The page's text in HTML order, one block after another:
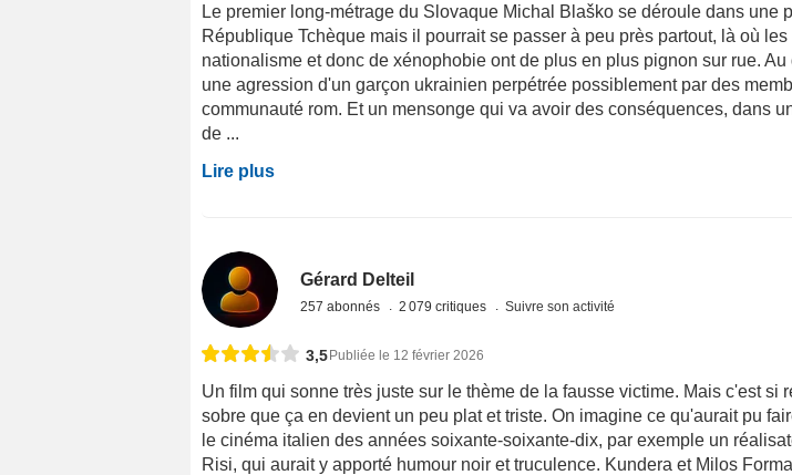
Le premier long-métrage du Slovaque Michal Blaško se déroule dans une
République Tchèque mais il pourrait se passer à peu près partout, là où
nationalisme et donc de xénophobie ont de plus en plus pignon sur rue. Au
une agression d'un garçon ukrainien perpétrée possiblement par des
communauté rom. Et un mensonge qui va avoir des conséquences, dans
de ...
Lire plus
Gérard Delteil
257 abonnés 2 079 critiques Suivre son activité
3,5Publiée le 12 février 2026
Un film qui sonne très juste sur le thème de la fausse victime. Mais c'est si
sobre que ça en devient un peu plat et triste. On imagine ce qu'aurait pu
le cinéma italien des années soixante-soixante-dix, par exemple un
Risi, qui aurait y apporté humour noir et truculence. Kundera et Milos